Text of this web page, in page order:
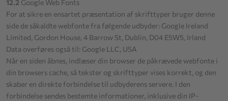
12.2 Google Web Fonts
For at sikre en ensartet præsentation af skrifttyper bruger denne
side de såkaldte webfonte fra følgende udbyder: Google Ireland
Limited, Gordon House, 4 Barrow St, Dublin, D04 E5W5, Irland
Data overføres også til: Google LLC, USA
Når en siden åbnes, indlæser din browser de påkrævede webfonte i
din browsers cache, så tekster og skrifttyper vises korrekt, og den
skaber en direkte forbindelse til udbyderens servere. I den
forbindelse sendes bestemte informationer, inklusive din IP-